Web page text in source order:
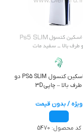
برچسب اسکین کنسول PS5 SLIM دو
طرف بالا – چاپی3D
ویژه / بدون قیمت
کد محصول: 5470